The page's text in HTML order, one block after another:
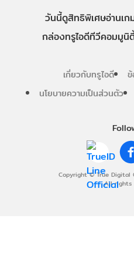
Copyright © True Digital
All rights
วันนี้ดูสิทธิพิเศษอ่านเก
กล่องทรูไอดีทีวีคอมมูนิ
เกี่ยวกับทรูไอดี
นโยบายความเป็นส่วนตัว